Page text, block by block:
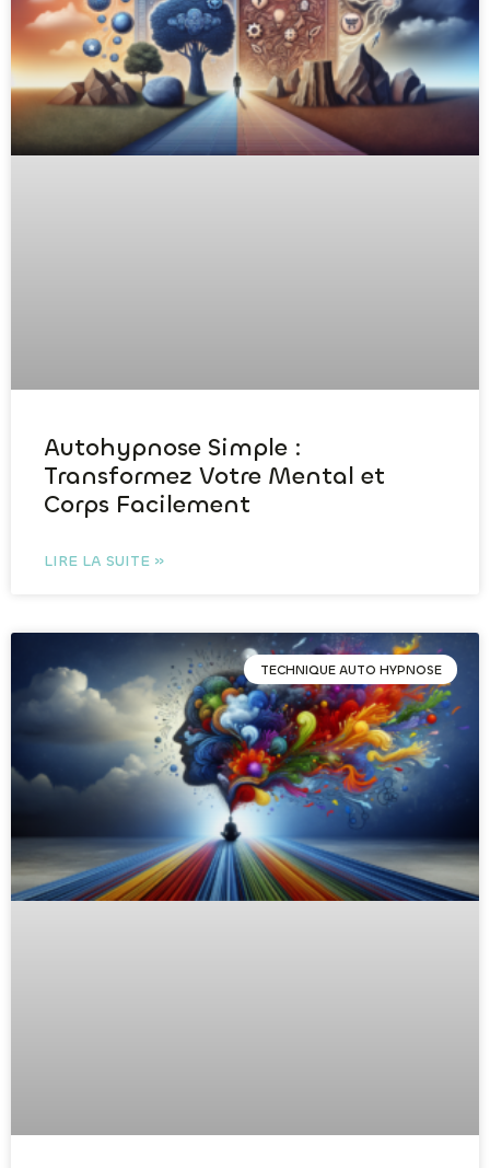
Autohypnose Simple :
Transformez Votre Mental et
Corps Facilement
LIRE LA SUITE »
TECHNIQUE AUTO HYPNOSE